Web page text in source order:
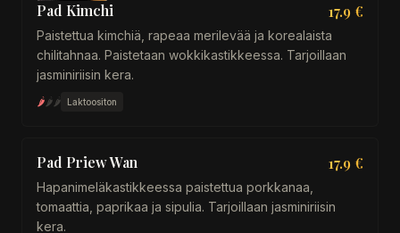
Pad Kimchi 17.9 €
Paistettua kimchiä, rapeaa merilevää ja korealaista
chilitahnaa. Paistetaan wokkikastikkeessa. Tarjoillaan
jasminiriisin kera.
🌶🌶🌶 Laktoositon
Pad Priew Wan 17.9 €
Hapanimeläkastikkeessa paistettua porkkanaa,
tomaattia, paprikaa ja sipulia. Tarjoillaan jasminiriisin
kera.